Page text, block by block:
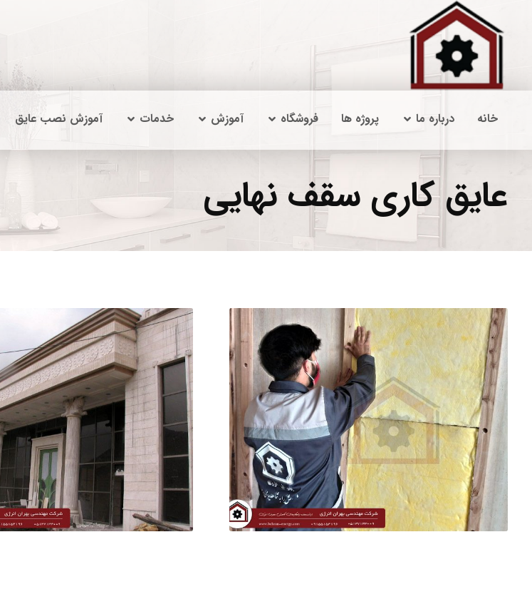
خانه درباره ما پروژه ها فروشگاه آموزش خدمات آموزش نصب عایق
عایق کاری سقف نهایی